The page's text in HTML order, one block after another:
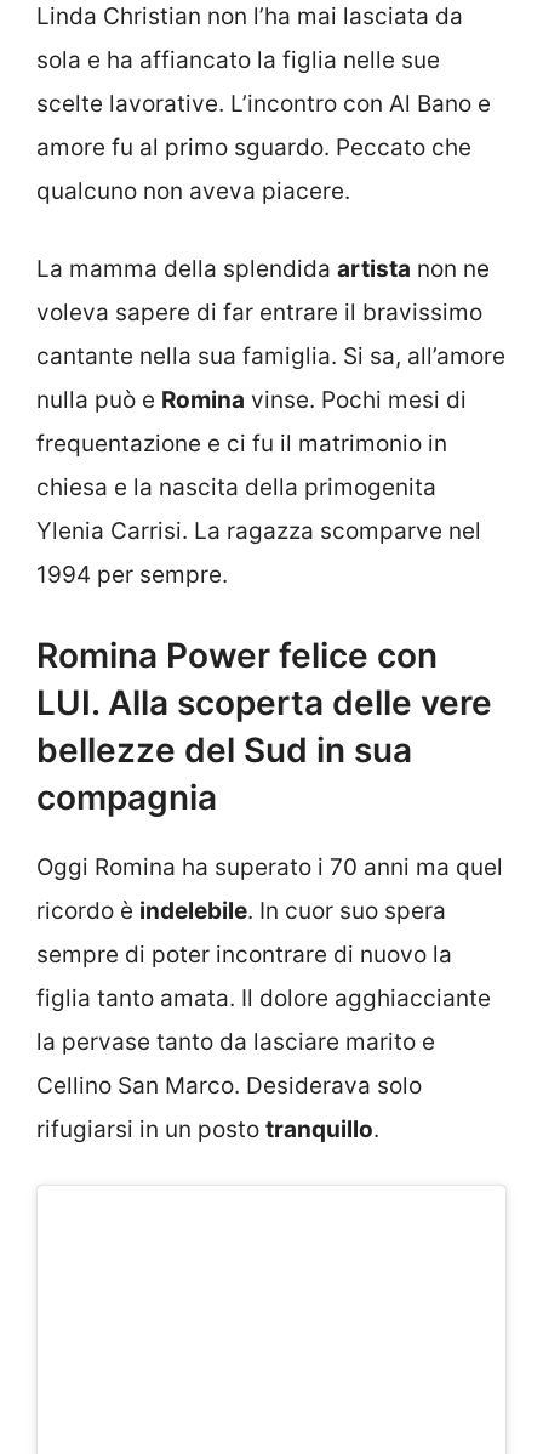
Linda Christian non l’ha mai lasciata da
sola e ha affiancato la figlia nelle sue
scelte lavorative. L’incontro con Al Bano e
amore fu al primo sguardo. Peccato che
qualcuno non aveva piacere.
La mamma della splendida artista non ne
voleva sapere di far entrare il bravissimo
cantante nella sua famiglia. Si sa, all’amore
nulla può e Romina vinse. Pochi mesi di
frequentazione e ci fu il matrimonio in
chiesa e la nascita della primogenita
Ylenia Carrisi. La ragazza scomparve nel
1994 per sempre.
Romina Power felice con
LUI. Alla scoperta delle vere
bellezze del Sud in sua
compagnia
Oggi Romina ha superato i 70 anni ma quel
ricordo è indelebile. In cuor suo spera
sempre di poter incontrare di nuovo la
figlia tanto amata. Il dolore agghiacciante
la pervase tanto da lasciare marito e
Cellino San Marco. Desiderava solo
rifugiarsi in un posto tranquillo.